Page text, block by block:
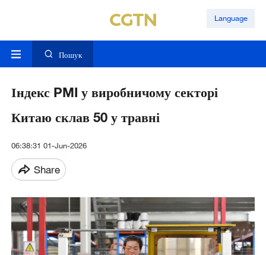
Language
Пошук
Індекс PMI у виробничому секторі
Китаю склав 50 у травні
06:38:31 01-Jun-2026
Share